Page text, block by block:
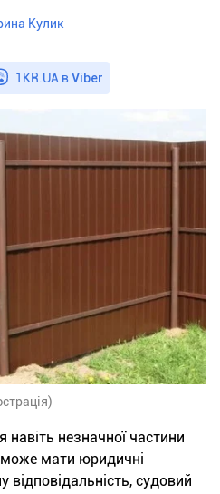
Кулик
1KR.UA вViber
незначної частини
може мати юридичні
відповідальність, судовий